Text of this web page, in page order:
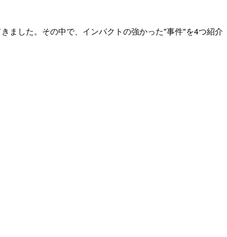
ました。その中で、インパクトの強かった"事件"を4つ紹介